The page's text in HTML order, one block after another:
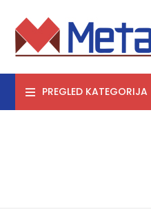
PREGLED KATEGORIJA